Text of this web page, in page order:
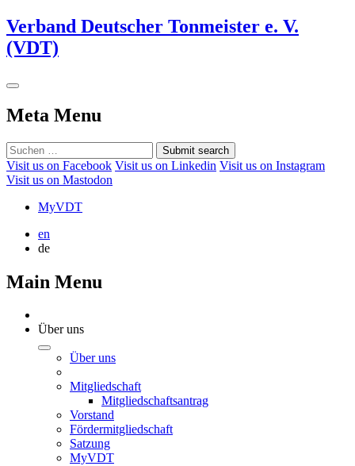
Verband Deutscher Tonmeister e. V.
(VDT)
Meta Menu
Submit search
Visit us on Facebook Visit us on Linkedin Visit us on Instagram
Visit us on Mastodon
MyVDT
en
de
Main Menu
Über uns
Über uns
Mitgliedschaft
Mitgliedschaftsantrag
Vorstand
Fördermitgliedschaft
Satzung
MyVDT